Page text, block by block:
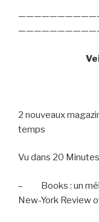
2 nouveaux
temps
Vu dans 20
–
Books : un
New-York Review